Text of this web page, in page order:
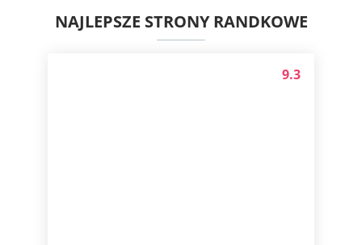
NAJLEPSZE STRONY RANDKOWE
9.3